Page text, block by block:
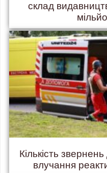
склад
Кількість
влучання